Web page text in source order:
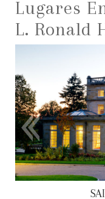
Lugares
L. Ronald